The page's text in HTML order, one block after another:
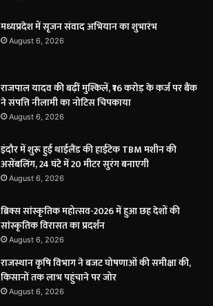
मध्यप्रदेश में सृजन संवाद अभियान का शुभारंभ
August 6, 2026
राजपाल यादव की बढ़ीं मुश्किलें, ₹16 करोड़ के कर्ज पर बैंक
ने संपत्ति नीलामी का नोटिस चिपकाया
August 6, 2026
इंदौर में शुरू हुई थाईलैंड की हाईटेक TBM मशीन की
असेंबलिंग, 24 घंटे में 20 मीटर सुरंग बनाएगी
August 6, 2026
ब्रिक्स सांस्कृतिक महोत्सव-2026 में हुआ छह देशों की
सांस्कृतिक विरासत का प्रदर्शन
August 6, 2026
राजस्थान कृषि विभाग ने बजट घोषणाओं की समीक्षा की,
किसानों तक लाभ पहुंचाने पर जोर
August 6, 2026